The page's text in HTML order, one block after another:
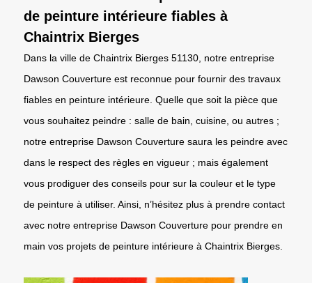
de peinture intérieure fiables à
Chaintrix Bierges
Dans la ville de Chaintrix Bierges 51130, notre entreprise
Dawson Couverture est reconnue pour fournir des travaux
fiables en peinture intérieure. Quelle que soit la pièce que
vous souhaitez peindre : salle de bain, cuisine, ou autres ;
notre entreprise Dawson Couverture saura les peindre avec
dans le respect des règles en vigueur ; mais également
vous prodiguer des conseils pour sur la couleur et le type
de peinture à utiliser. Ainsi, n’hésitez plus à prendre contact
avec notre entreprise Dawson Couverture pour prendre en
main vos projets de peinture intérieure à Chaintrix Bierges.